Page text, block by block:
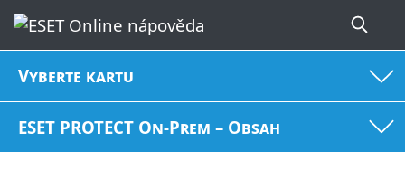
Vyberte kartu
ESET PROTECT On-Prem – Obsah